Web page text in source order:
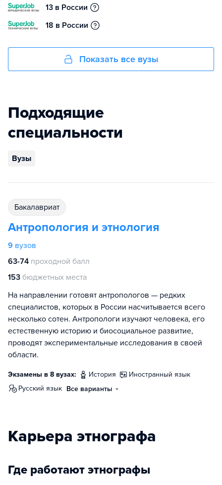
13 в России
18 в России
Показать все вузы
Подходящие
специальности
Вузы
бакалавриат
Антропология и этнология
9 вузов
63-74 проходной балл
153 бюджетных места
На направлении готовят антропологов — редких
специалистов, которых в России насчитывается всего
несколько сотен. Антропологи изучают человека, его
естественную историю и биосоциальное развитие,
проводят экспериментальные исследования в своей
области.
Экзамены в 8 вузах: история
иностранный язык
русский язык Все варианты
Карьера этнографа
Где работают этнографы